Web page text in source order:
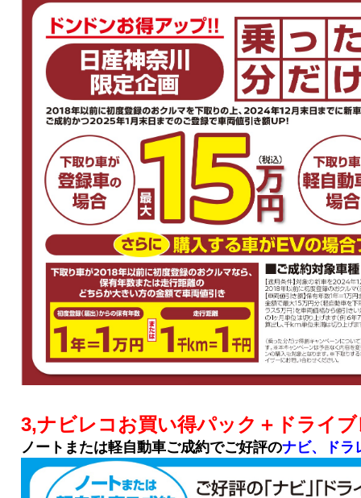
3,ナビレコお買い得パック＋ドライ
ノートまたは軽自動車ご成約でご好評のナビ、ドラ